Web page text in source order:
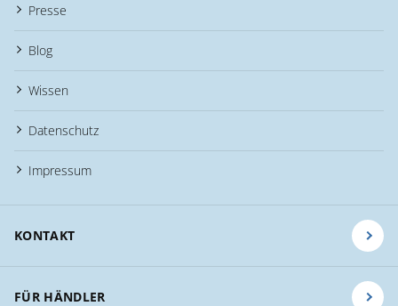
Presse
Blog
Wissen
Datenschutz
Impressum
KONTAKT
FÜR HÄNDLER